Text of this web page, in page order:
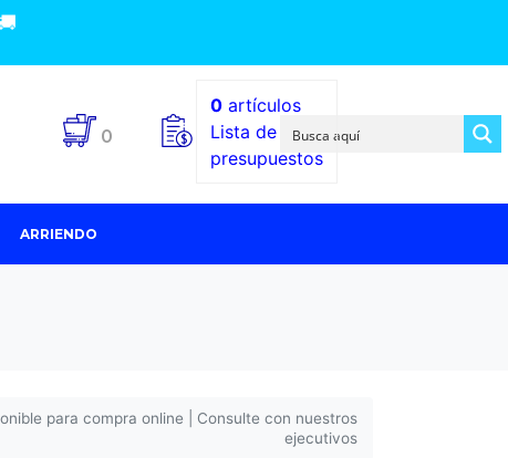
0
0artículos
Lista de
presupuestos
ARRIENDO
para compra online | Consulte con nuestros
ejecutivos